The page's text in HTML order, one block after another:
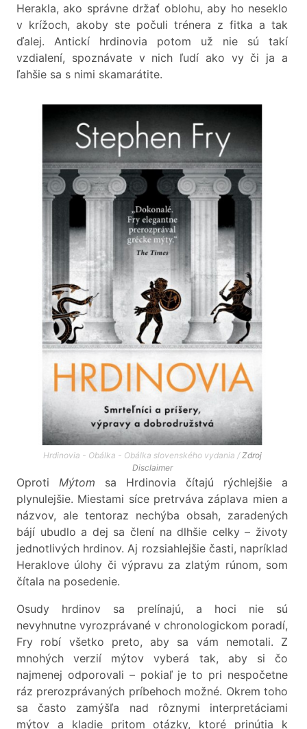
Herakla, ako správne držať oblohu, aby ho neseklo
v krížoch, akoby ste počuli trénera z fitka a tak
ďalej. Antickí hrdinovia potom už nie sú takí
vzdialení, spoznávate v nich ľudí ako vy či ja a
ľahšie sa s nimi skamarátite.
Hrdinovia - Obálka - Obálka slovenského vydania / Zdroj
Disclaimer
Oproti Mýtom sa Hrdinovia čítajú rýchlejšie a
plynulejšie. Miestami síce pretrváva záplava mien a
názvov, ale tentoraz nechýba obsah, zaradených
bájí ubudlo a dej sa člení na dlhšie celky – životy
jednotlivých hrdinov. Aj rozsiahlejšie časti, napríklad
Heraklove úlohy či výpravu za zlatým rúnom, som
čítala na posedenie.
Osudy hrdinov sa prelínajú, a hoci nie sú
nevyhnutne vyrozprávané v chronologickom poradí,
Fry robí všetko preto, aby sa vám nemotali. Z
mnohých verzií mýtov vyberá tak, aby si čo
najmenej odporovali – pokiaľ je to pri nespočetne
ráz prerozprávaných príbehoch možné. Okrem toho
sa často zamýšľa nad rôznymi interpretáciami
mýtov a kladie pritom otázky, ktoré prinútia k